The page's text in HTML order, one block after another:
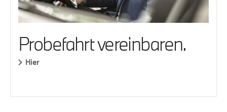
Probefahrt vereinbaren.
Hier